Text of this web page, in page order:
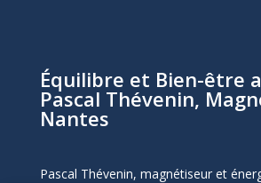
Équilibre et Bien-être
Pascal Thévenin,
Nantes
Pascal Thévenin, magnétiseur et